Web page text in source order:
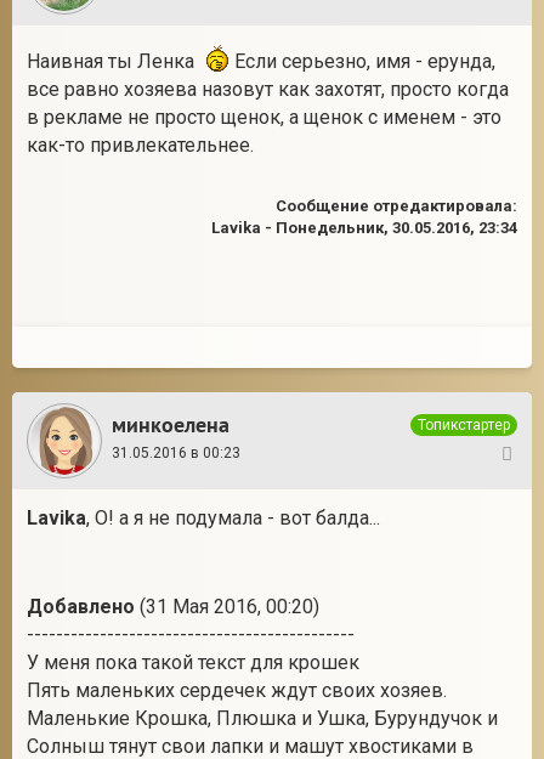
Наивная ты Ленка
Если серьезно, имя - ерунда,
все равно хозяева назовут как захотят, просто когда
в рекламе не просто щенок, а щенок с именем - это
как-то привлекательнее.
Сообщение отредактировала:
Lavika - Понедельник, 30.05.2016, 23:34
минкоелена
Топикстартер
31.05.2016 в 00:23
Lavika, О! а я не подумала - вот балда...
Добавлено (31 Мая 2016, 00:20)
---------------------------------------------
У меня пока такой текст для крошек
Пять маленьких сердечек ждут своих хозяев.
Маленькие Крошка, Плюшка и Ушка, Бурундучок и
Солныш тянут свои лапки и машут хвостиками в